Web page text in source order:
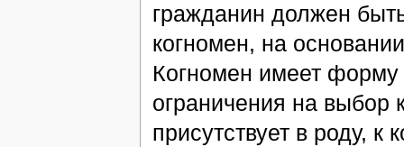
гражданин должен
когномен, на
Когномен имеет
ограничения на выбор
присутствует в роду,